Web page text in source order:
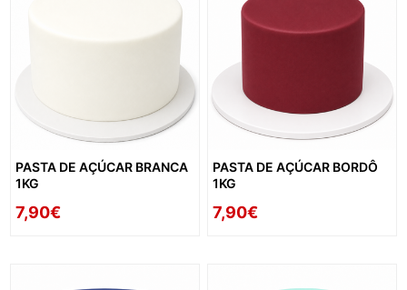
PASTA DE AÇÚCAR BRANCA
1KG
7,90€
PASTA DE AÇÚCAR BORDÔ
1KG
7,90€